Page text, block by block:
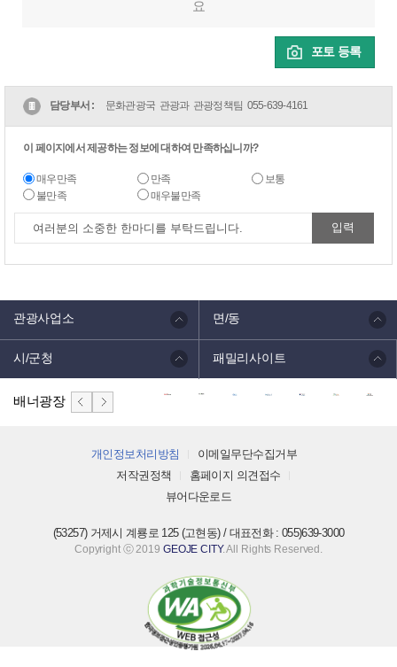
요
포토 등록
담당부서 : 문화관광국 관광과 관광정책팀 055-639-4161
이 페이지에서 제공하는 정보에 대하여 만족하십니까?
매우만족 만족
보통
불만족
매우불만족
관광사업소 면/동
시/군청 패밀리사이트
배너광장
개인정보처리방침
이메일무단수집거부
저작권정책
홈페이지 의견접수
뷰어다운로드
(53257) 거제시 계룡로 125 (고현동) / 대표전화 : 055)639-3000
Copyright ⓒ 2019 GEOJE CITY. All Rights Reserved.